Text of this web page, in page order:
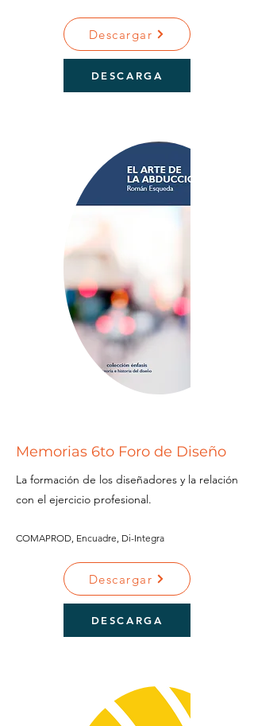
Descargar
DESCARGA
Memorias 6to Foro de Diseño
La formación de los diseñadores y la relación
con el ejercicio profesional.
COMAPROD, Encuadre, Di-Integra
Descargar
DESCARGA